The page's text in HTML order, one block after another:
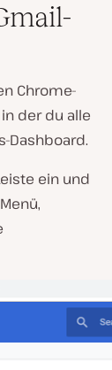
Chrome-
der du alle
Dashboard.
ein und